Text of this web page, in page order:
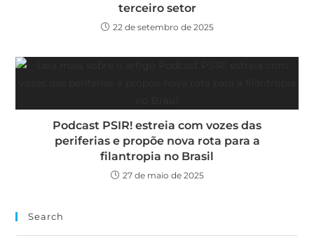
terceiro setor
22 de setembro de 2025
Podcast PSIR! estreia com vozes das
periferias e propõe nova rota para a
filantropia no Brasil
27 de maio de 2025
Search